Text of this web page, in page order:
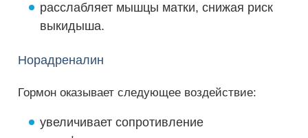
расслабляет мышцы матки, снижая риск
выкидыша.
Норадреналин
Гормон оказывает следующее воздействие:
увеличивает сопротивление